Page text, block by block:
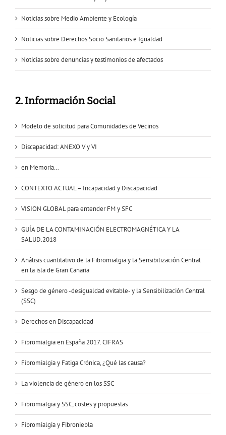
Noticias sobre Medio Ambiente y Ecología
Noticias sobre Derechos Socio Sanitarios e Igualdad
Noticias sobre denuncias y testimonios de afectados
2. Información Social
Modelo de solicitud para Comunidades de Vecinos
Discapacidad: ANEXO V y VI
en Memoria…
CONTEXTO ACTUAL – Incapacidad y Discapacidad
VISION GLOBAL para entender FM y SFC
GUÍA DE LA CONTAMINACIÓN ELECTROMAGNÉTICA Y LA
SALUD.2018
Análisis cuantitativo de la Fibromialgia y la Sensibilización Central
en la isla de Gran Canaria
Sesgo de género -desigualdad evitable- y la Sensibilización Central
(SSC)
Derechos en Discapacidad
Fibromialgia en España 2017. CIFRAS
Fibromialgia y Fatiga Crónica, ¿Qué las causa?
La violencia de género en los SSC
Fibromialgia y SSC, costes y propuestas
Fibromialgia y Fibroniebla